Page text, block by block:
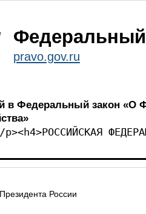
Федеральный
pravo.gov.ru
в Федеральный закон
</
России